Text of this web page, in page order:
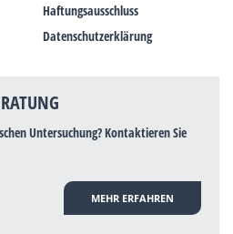
Haftungsausschluss
Datenschutzerklärung
Untersuchung? Kontaktieren Sie
MEHR ERFAHREN